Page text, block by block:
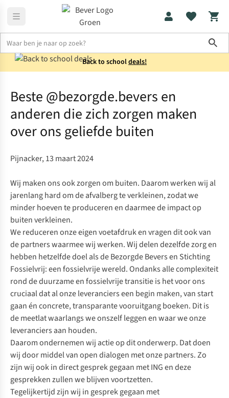
Back to schooldeals!
Beste @bezorgde.bevers en
anderen die zich zorgen maken
over ons geliefde buiten
Pijnacker, 13 maart 2024
Wij maken ons ook zorgen om buiten. Daarom werken wij al
jarenlang hard om de afvalberg te verkleinen, zodat we
minder hoeven te produceren en daarmee de impact op
buiten verkleinen.
We reduceren onze eigen voetafdruk en vragen dit ook van
de partners waarmee wij werken. Wij delen dezelfde zorg en
hebben hetzelfde doel als de Bezorgde Bevers en Stichting
Fossielvrij: een fossielvrije wereld. Ondanks alle complexiteit
rond de duurzame en fossielvrije transitie is het voor ons
cruciaal dat al onze leveranciers een begin maken, van start
gaan én concrete, transparante vooruitgang boeken. Dit is
de meetlat waarlangs we onszelf leggen en waar we onze
leveranciers aan houden.
Daarom ondernemen wij actie op dit onderwerp. Dat doen
wij door middel van open dialogen met onze partners. Zo
zijn wij ook in direct gesprek gegaan met ING en deze
gesprekken zullen we blijven voortzetten.
Tegelijkertijd zijn wij in gesprek gegaan met